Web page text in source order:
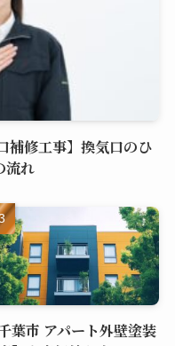
補修工事】換気口のひ
流れ
千葉市 アパート外壁塗装